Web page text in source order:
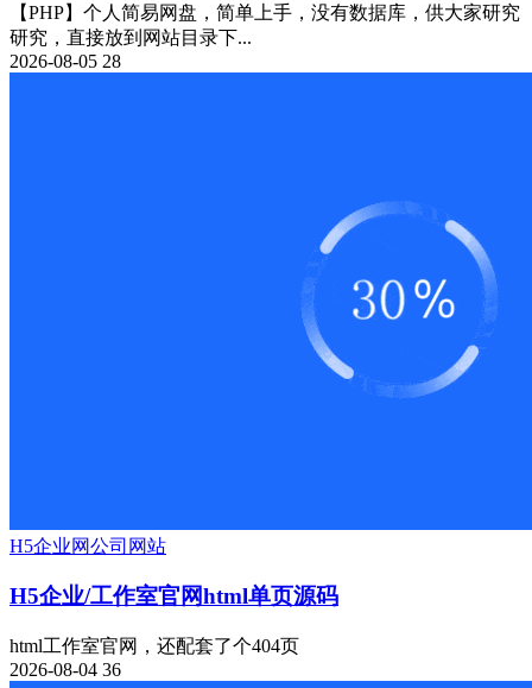
【PHP】个人简易网盘，简单上手，没有数据库，供大家研究
研究，直接放到网站目录下...
2026-08-05 28
H5企业网公司网站
H5企业/工作室官网html单页源码
html工作室官网，还配套了个404页
2026-08-04 36